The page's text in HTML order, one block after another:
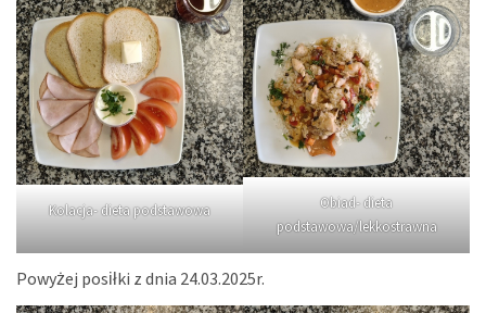
Kolacja- dieta podstawowa
Obiad- dieta
podstawowa/lekkostrawna
Powyżej posiłki z dnia 24.03.2025r.